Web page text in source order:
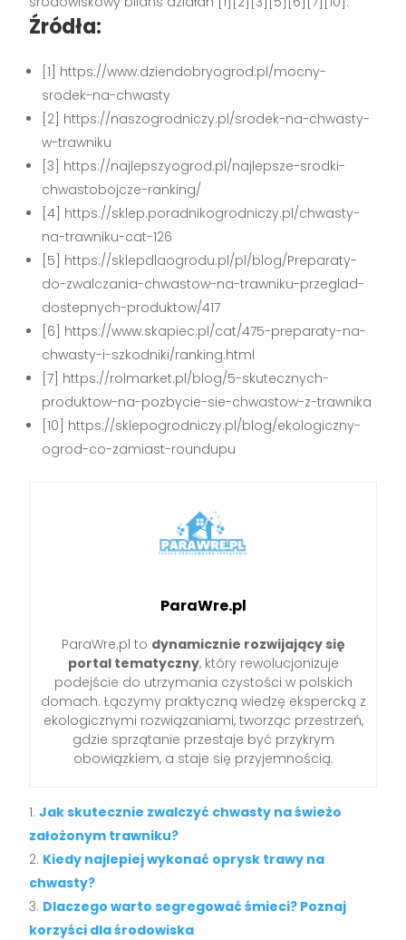
Źródła:
[1] https://www.dziendobryogrod.pl/mocny-
srodek-na-chwasty
[2] https://naszogrodniczy.pl/srodek-na-chwasty-
w-trawniku
[3] https://najlepszyogrod.pl/najlepsze-srodki-
chwastobojcze-ranking/
[4] https://sklep.poradnikogrodniczy.pl/chwasty-
na-trawniku-cat-126
[5] https://sklepdlaogrodu.pl/pl/blog/Preparaty-
do-zwalczania-chwastow-na-trawniku-przeglad-
dostepnych-produktow/417
[6] https://www.skapiec.pl/cat/475-preparaty-na-
chwasty-i-szkodniki/ranking.html
[7] https://rolmarket.pl/blog/5-skutecznych-
produktow-na-pozbycie-sie-chwastow-z-trawnika
[10] https://sklepogrodniczy.pl/blog/ekologiczny-
ogrod-co-zamiast-roundupu
ParaWre.pl
ParaWre.pl to dynamicznie rozwijający się
portal tematyczny, który rewolucjonizuje
podejście do utrzymania czystości w polskich
domach. Łączymy praktyczną wiedzę ekspercką z
ekologicznymi rozwiązaniami, tworząc przestrzeń,
gdzie sprzątanie przestaje być przykrym
obowiązkiem, a staje się przyjemnością.
Jak skutecznie zwalczyć chwasty na świeżo
założonym trawniku?
Kiedy najlepiej wykonać oprysk trawy na
chwasty?
Dlaczego warto segregować śmieci? Poznaj
korzyści dla środowiska